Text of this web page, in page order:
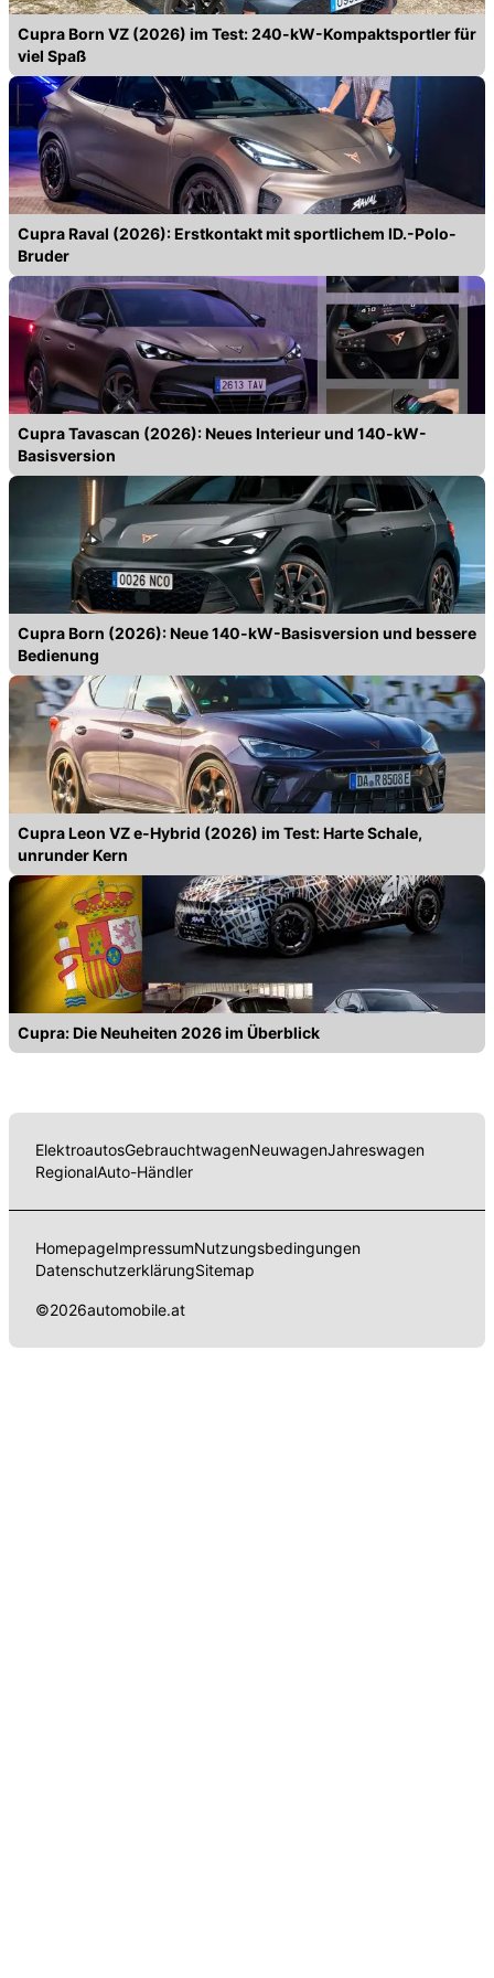
Cupra Born VZ (2026) im Test: 240-kW-Kompaktsportler für
viel Spaß
Cupra Raval (2026): Erstkontakt mit sportlichem ID.-Polo-
Bruder
Cupra Tavascan (2026): Neues Interieur und 140-kW-
Basisversion
Cupra Born (2026): Neue 140-kW-Basisversion und bessere
Bedienung
Cupra Leon VZ e-Hybrid (2026) im Test: Harte Schale,
unrunder Kern
Cupra: Die Neuheiten 2026 im Überblick
ElektroautosGebrauchtwagenNeuwagenJahreswagen
RegionalAuto-Händler
HomepageImpressumNutzungsbedingungen
DatenschutzerklärungSitemap
©2026automobile.at